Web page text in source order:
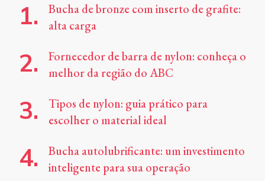
Bucha de bronze com inserto de grafite:
alta carga
Fornecedor de barra de nylon: conheça o
melhor da região do ABC
Tipos de nylon: guia prático para
escolher o material ideal
Bucha autolubrificante: um investimento
inteligente para sua operação